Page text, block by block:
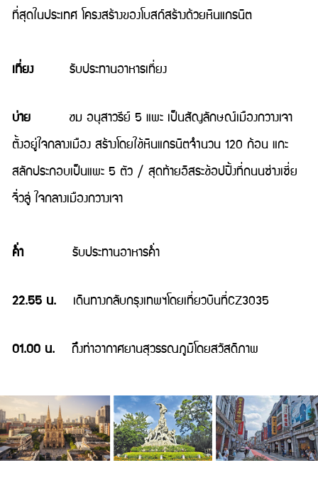
ที่สุดในประเทศ โครงสร้างของโบสถ์สร้างด้วยหินแกรนิต
เที่ยง รับประทานอาหารเที่ยง
บ่าย ชม อนุสาวรีย์ 5 แพะ เป็นสัญลักษณ์เมืองกวางเจา
ตั้งอยู่ใจกลางเมือง สร้างโดยใช้หินแกรนิตจำนวน 120 ก้อน แกะ
สลักประกอบเป็นแพะ 5 ตัว / สุดท้ายอิสระช้อปปิ้งที่ถนนซ่างเซี่ย
จิ่วลู่ ใจกลางเมืองกวางเจา
ค่ำ รับประทานอาหารค่ำ
22.55 น. เดินทางกลับกรุงเทพฯโดยเที่ยวบินที่CZ3035
01.00 น. ถึงท่าอากาศยานสุวรรณภูมิโดยสวัสดิภาพ